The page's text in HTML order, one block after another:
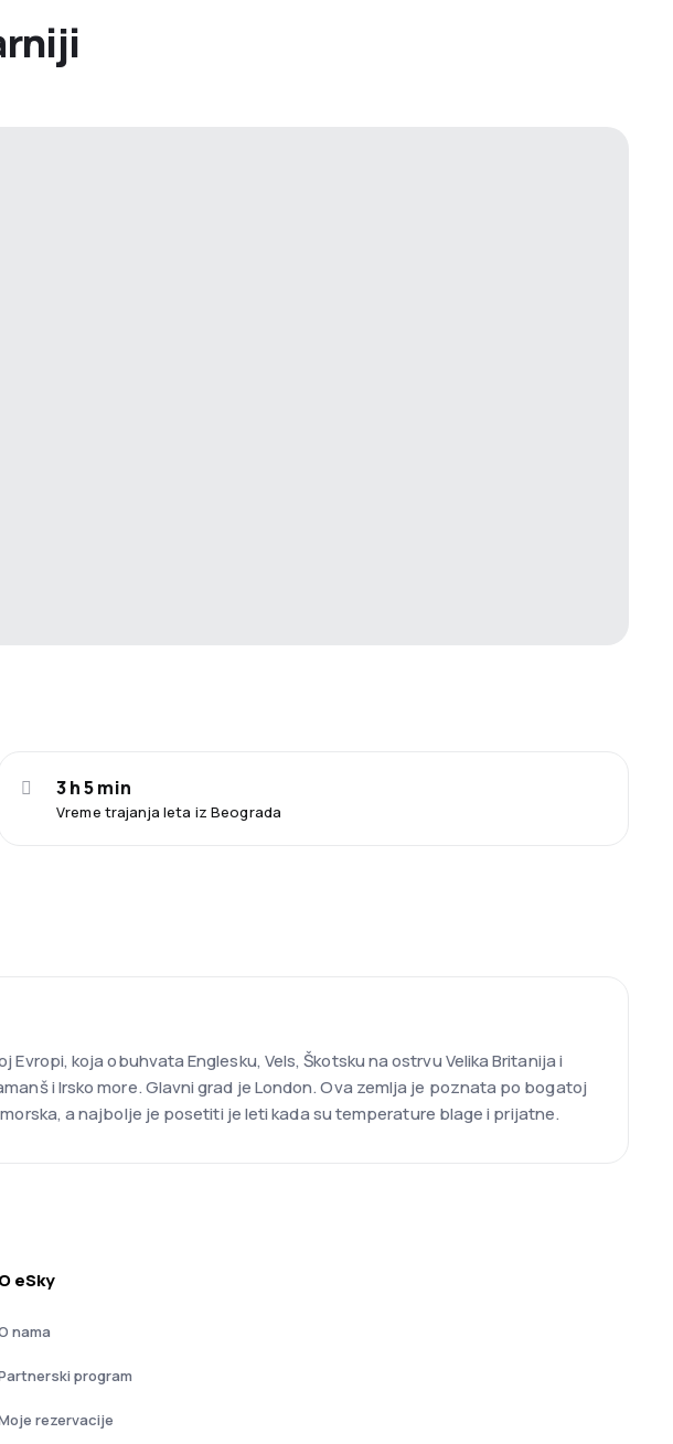
Vreme trajanja leta iz Beograda
3 h 5 min
koja obuhvata Englesku, Vels, Škotsku na ostrvu Velika Britanija i
i Irsko more. Glavni grad je London. Ova zemlja je poznata po bogatoj
a najbolje je posetiti je leti kada su temperature blage i prijatne.
O eSky
nama
program
rezervacije